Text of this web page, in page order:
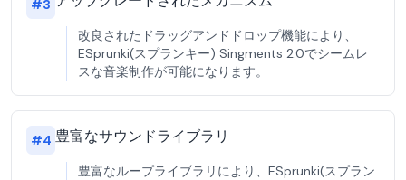
#3
改良されたドラッグアンドドロップ機能により、
ESprunki(スプランキー) Singments 2.0でシームレ
スな音楽制作が可能になります。
#4 豊富なサウンドライブラリ
豊富なループライブラリにより、ESprunki(スプラン